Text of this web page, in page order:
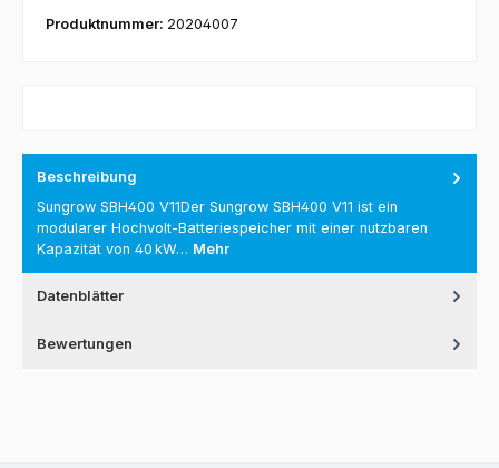
Produktnummer: 20204007
Beschreibung
Sungrow SBH400 V11Der Sungrow SBH400 V11 ist ein
modularer Hochvolt-Batteriespeicher mit einer nutzbaren
Kapazität von 40 kW… Mehr
Datenblätter
Bewertungen